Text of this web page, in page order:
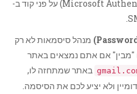
Authenticator או Microsoft Authenticator) על פני קוד ב-
מנהל סיסמאות לא רק
"מבין" אם אתם נמצאים באתר
באתר שמתחזה לו,
ולא יציע לכם את הסיסמה.